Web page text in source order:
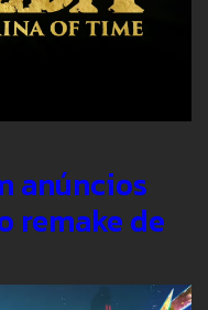
anúncios
remake de